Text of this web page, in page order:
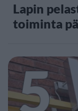
Lapin
toiminta
5